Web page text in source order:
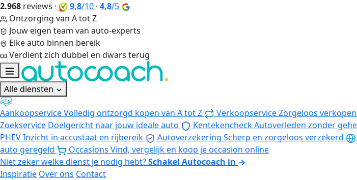
2.968 reviews · 9,8/10 · 4,8/5
Ontzorging van A tot Z
Jouw eigen team van auto-experts
Elke auto binnen bereik
Verdient zich dubbel en dwars terug
Alle diensten
AankoopserviceVolledig ontzorgd kopen van A tot Z VerkoopserviceZorgeloos
Zoekservice Doelgericht naar jouw ideale auto KentekencheckAutoverleden zonder
PHEVInzicht in accustaat en rijbereik Autoverzekering Scherp en zorgeloos verzekerd
auto geregeld
Occasions Vind, vergelijk en koop je occasion online
Niet zeker welke dienst je nodig hebt?Schakel Autocoach in
Inspiratie Over ons Contact